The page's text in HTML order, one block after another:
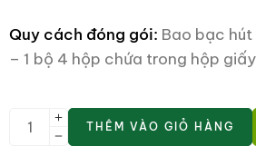
Quy cách đóng gói: Bao bạc
– 1 bộ 4 hộp chứa trong hộp
THÊM VÀO GIỎ HÀNG